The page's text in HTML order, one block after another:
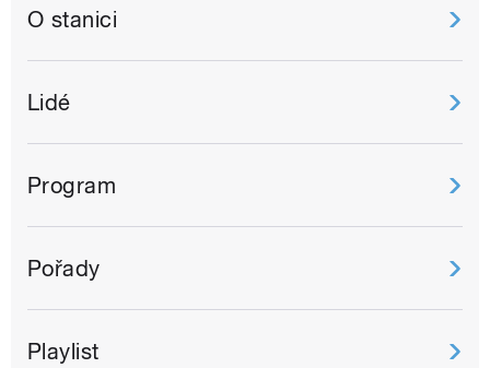
O stanici
Lidé
Program
Pořady
Playlist